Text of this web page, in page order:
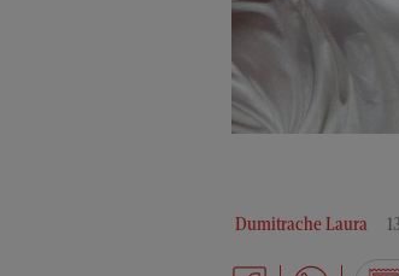
Dumitrache Laura